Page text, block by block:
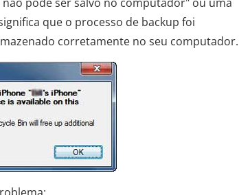
que o processo de backup foi
corretamente no seu computador.